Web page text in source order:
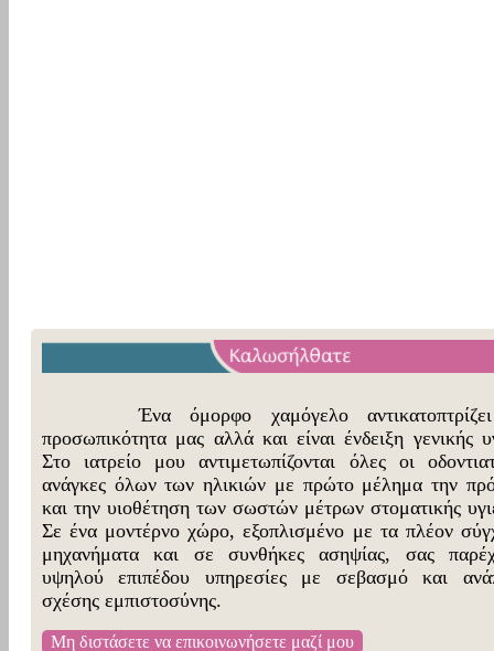
Ένα όμορφο χαμόγελο
προσωπικότητα μας αλλά και είναι ένδειξη γενικής
Στο ιατρείο μου αντιμετωπίζονται όλες οι
ανάγκες όλων των ηλικιών με πρώτο μέλημα την
και την υιοθέτηση των σωστών μέτρων στοματικής
Σε ένα μοντέρνο χώρο, εξοπλισμένο με τα πλέον
μηχανήματα και σε συνθήκες ασηψίας, σας
υψηλού επιπέδου υπηρεσίες με σεβασμό και
σχέσης εμπιστοσύνης.